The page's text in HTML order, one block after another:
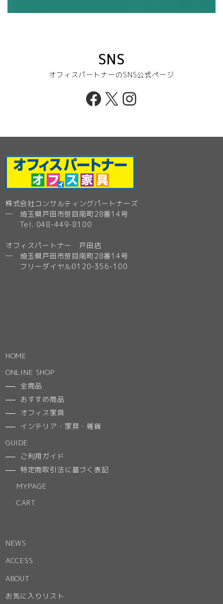
SNS
オフィスパートナーのSNS公式ページ
Facebook
X Instagram
株式会社コンサルティングパートナーズ
─ 埼玉県戸田市笹目南町28番14号
Tel. 048-449-8100
オフィスパートナー 戸田店
─ 埼玉県戸田市笹目南町28番14号
フリーダイヤル0120-356-100
HOME
ONLINE SHOP
全商品
おすすめ商品
オフィス家具
インテリア・家具・雑貨
GUIDE
ご利用ガイド
特定商取引法に基づく表記
MYPAGE
CART
NEWS
ACCESS
ABOUT
お気に入りリスト